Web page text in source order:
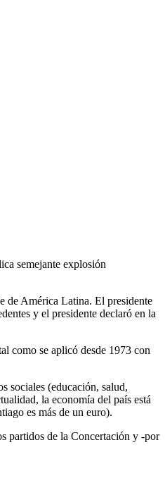
semejante explosión
de América Latina. El presidente
y el presidente declaró en la
como se aplicó desde 1973 con
sociales (educación, salud,
la economía del país está
es más de un euro).
partidos de la Concertación y -por